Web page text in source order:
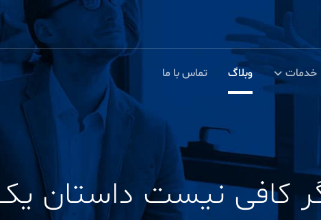
خدمات وبلاگ تماس با ما
کافی نیست داستان